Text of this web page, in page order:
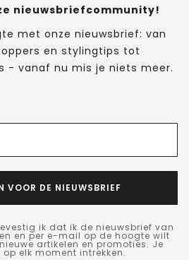
nieuwsbriefcommunity!
met onze nieuwsbrief: van
en stylingtips tot
- vanaf nu mis je niets meer.
VOOR DE NIEUWSBRIEF
ik dat ik de nieuwsbrief van
en per e-mail op de hoogte wilt
artikelen en promoties. Je
elk moment intrekken.